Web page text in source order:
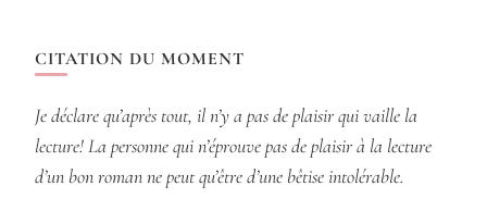
CITATION DU MOMENT
Je déclare qu’après tout, il n’y a pas de plaisir qui vaille la
lecture! La personne qui n’éprouve pas de plaisir à la lecture
d’un bon roman ne peut qu’être d’une bêtise intolérable.